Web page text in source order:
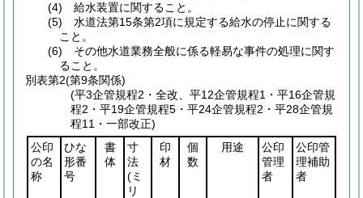
(4) 給水装置に関すること。
(5) 水道法第15条第2項に規定する給水の停止に関する
こと。
(6) その他水道業務全般に係る軽易な事件の処理に関す
ること。
別表第2(第9条関係)
(平3企管規程2・全改、平12企管規程1・平16企管規
程2・平19企管規程5・平24企管規程2・平28企管規
程11・一部改正)
公印
の名
称
ひな
形番
号
書
体
寸
法
(ミ
リ
印
材
個
数
用途
公印
管理
者
公印管
理補助
者